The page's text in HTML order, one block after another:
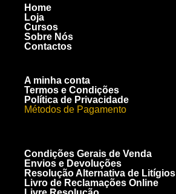
Home
Loja
Cursos
Sobre Nós
Contactos
A minha conta
Termos e Condições
Política de Privacidade
Métodos de Pagamento
Condições Gerais de Venda
Envios e Devoluções
Resolução Alternativa de Litígios
Livro de Reclamações Online